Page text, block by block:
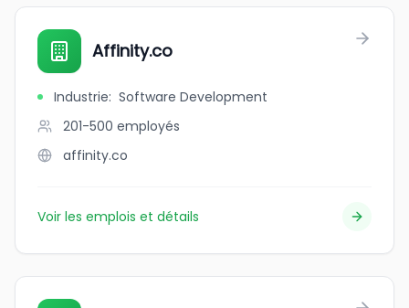
Affinity.co
Industrie: Software Development
201-500 employés
affinity.co
Voir les emplois et détails